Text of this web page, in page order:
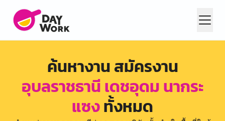
ค้นหางาน สมัครงาน
อุบลราชธานี เดชอุดม นากระ
แซงทั้งหมด